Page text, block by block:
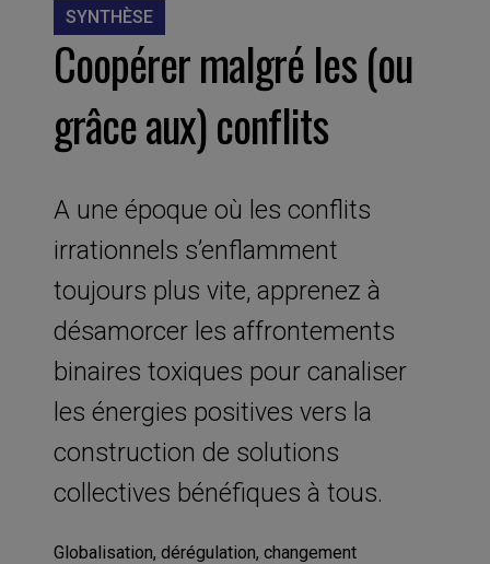
SYNTHÈSE
Coopérer malgré les (ou
grâce aux) conflits
A une époque où les conflits
irrationnels s’enflamment
toujours plus vite, apprenez à
désamorcer les affrontements
binaires toxiques pour canaliser
les énergies positives vers la
construction de solutions
collectives bénéfiques à tous.
Globalisation, dérégulation, changement